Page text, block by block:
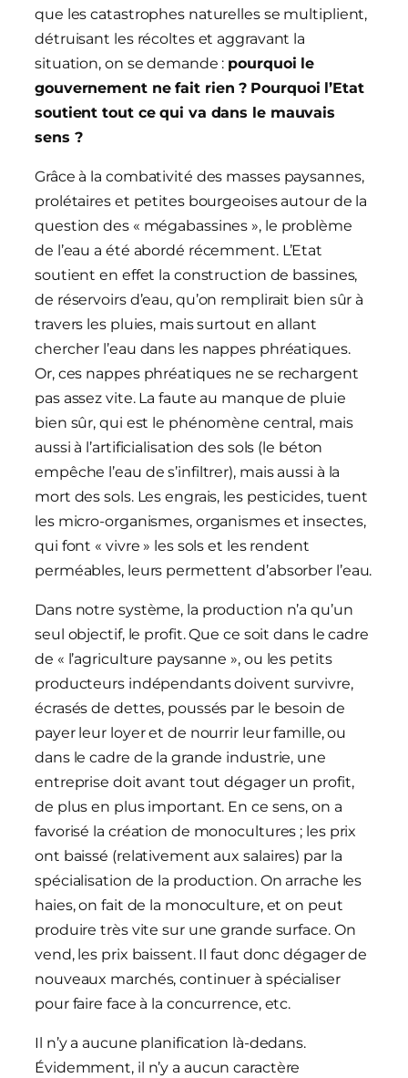
que les catastrophes naturelles se multiplient,
détruisant les récoltes et aggravant la
situation, on se demande : pourquoi le
gouvernement ne fait rien ? Pourquoi l’Etat
soutient tout ce qui va dans le mauvais
sens ?
Grâce à la combativité des masses paysannes,
prolétaires et petites bourgeoises autour de la
question des « mégabassines », le problème
de l’eau a été abordé récemment. L’Etat
soutient en effet la construction de bassines,
de réservoirs d’eau, qu’on remplirait bien sûr à
travers les pluies, mais surtout en allant
chercher l’eau dans les nappes phréatiques.
Or, ces nappes phréatiques ne se rechargent
pas assez vite. La faute au manque de pluie
bien sûr, qui est le phénomène central, mais
aussi à l’artificialisation des sols (le béton
empêche l’eau de s’infiltrer), mais aussi à la
mort des sols. Les engrais, les pesticides, tuent
les micro-organismes, organismes et insectes,
qui font « vivre » les sols et les rendent
perméables, leurs permettent d’absorber l’eau.
Dans notre système, la production n’a qu’un
seul objectif, le profit. Que ce soit dans le cadre
de « l’agriculture paysanne », ou les petits
producteurs indépendants doivent survivre,
écrasés de dettes, poussés par le besoin de
payer leur loyer et de nourrir leur famille, ou
dans le cadre de la grande industrie, une
entreprise doit avant tout dégager un profit,
de plus en plus important. En ce sens, on a
favorisé la création de monocultures ; les prix
ont baissé (relativement aux salaires) par la
spécialisation de la production. On arrache les
haies, on fait de la monoculture, et on peut
produire très vite sur une grande surface. On
vend, les prix baissent. Il faut donc dégager de
nouveaux marchés, continuer à spécialiser
pour faire face à la concurrence, etc.
Il n’y a aucune planification là-dedans.
Évidemment, il n’y a aucun caractère